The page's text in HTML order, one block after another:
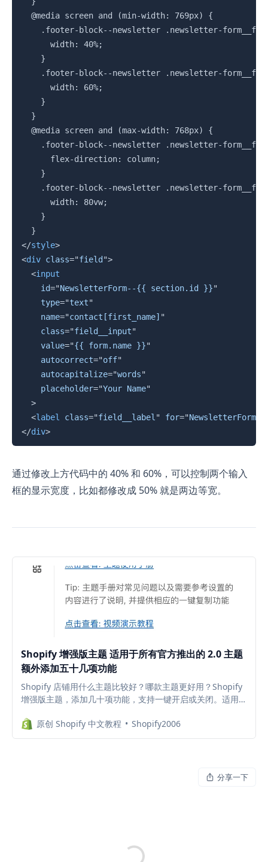
  @media screen and (min-width: 769px) {
.footer-block--newsletter .newsletter-
      width: 40%;
    }
.footer-block--newsletter .newsletter-
      width: 60%;
    }
  }
  @media screen and (max-width: 768px) {
.footer-block--newsletter .newsletter-
      flex-direction: column;
    }
.footer-block--newsletter .newsletter-
      width: 80vw;
    }
</style>
<div class="field ">
<input
id="NewsletterForm--{{ section.id }}"
type="text"
name="contact[first_name] "
class="field__input"
value="{{ form.name }}"
autocorrect="off"
autocapitalize="words"
placeholder="Your Name"
>
<label class="field__label " for="
</div>
通过修改上方代码中的 40% 和 60%，可以控制两个输入
框的显示宽度，比如都修改成 50% 就是两边等宽。
Shopify 增强版主题 适用于所有官方推出的 2.0 主题
额外添加五十几项功能
Shopify 店铺用什么主题比较好？哪款主题更好用？Shopify
增强版主题，添加几十项功能，支持一键开启或关闭。适用于
个月的插件订阅费。访问查看具体内容与视频演示
原创 Shopify 中文教程 Shopify2006
分享一下